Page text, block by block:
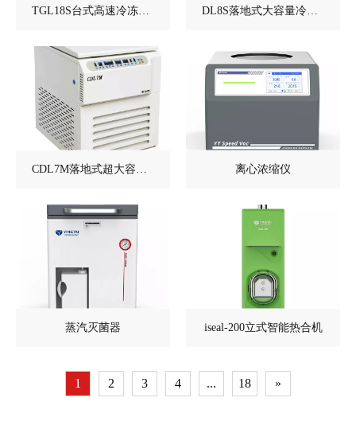
离心浓缩仪
蒸汽灭菌器 iseal-200立式智能热合机
1 2 3 4 ... 18 »